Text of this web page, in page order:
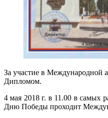
За участие в Международной
Дипломом.
4 мая 2018 г. в 11.00 в самых
Дню Победы проходит